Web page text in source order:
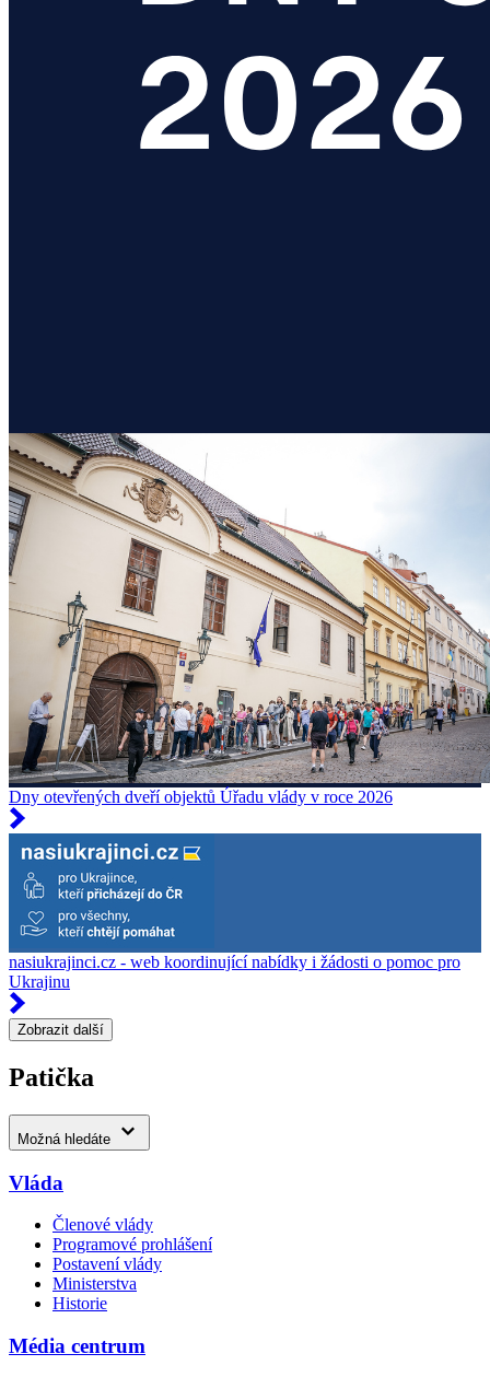
Dny otevřených dveří objektů Úřadu vlády v roce 2026
nasiukrajinci.cz - web koordinující nabídky i žádosti o pomoc pro
Ukrajinu
Zobrazit další
Patička
Možná hledáte
Vláda
Členové vlády
Programové prohlášení
Postavení vlády
Ministerstva
Historie
Média centrum